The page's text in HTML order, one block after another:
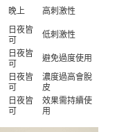
晚上
高刺激性
日夜皆
可
低刺激性
日夜皆
可
避免過度使用
日夜皆
可
濃度過高會脫
皮
日夜皆
可
效果需持續使
用